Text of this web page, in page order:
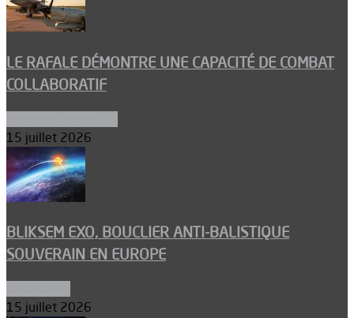
LE RAFALE DÉMONTRE UNE CAPACITÉ DE COMBAT
COLLABORATIF
15 juillet 2026
BLIKSEM EXO, BOUCLIER ANTI-BALISTIQUE
SOUVERAIN EN EUROPE
15 juillet 2026